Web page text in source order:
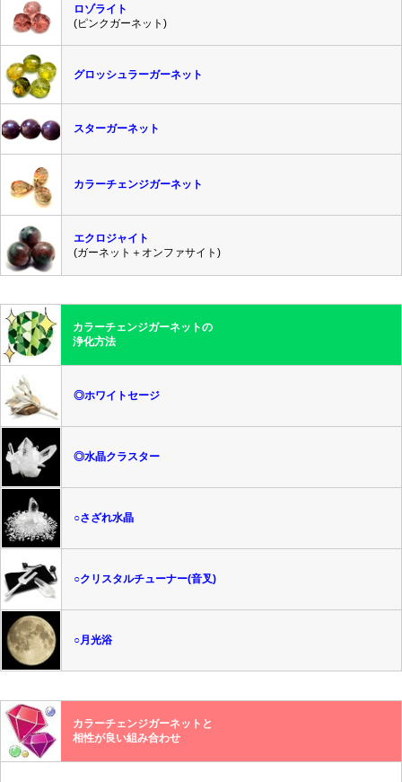
ロゾライト
(ピンクガーネット)
グロッシュラーガーネット
スターガーネット
カラーチェンジガーネット
エクロジャイト
(ガーネット＋オンファサイト)
カラーチェンジガーネットの
浄化方法
◎ホワイトセージ
◎水晶クラスター
○さざれ水晶
○クリスタルチューナー(音叉)
○月光浴
カラーチェンジガーネットと
相性が良い組み合わせ